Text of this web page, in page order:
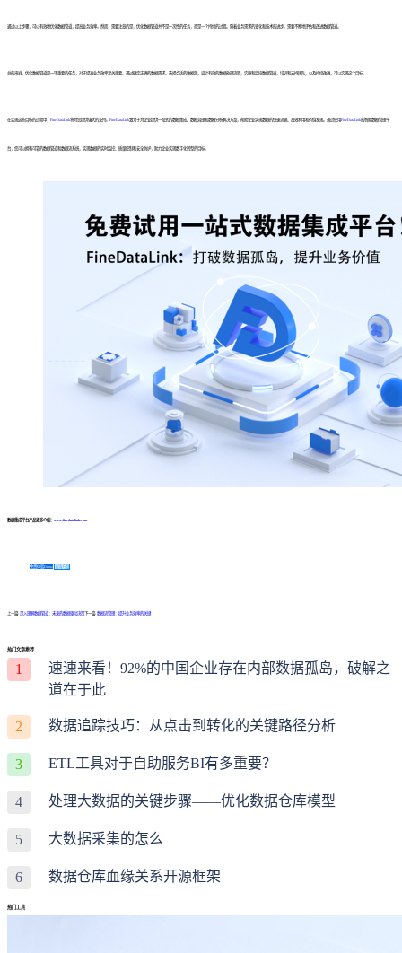
通过以上步骤，可以有效地优化数据管道，提高业务效率。然而，需要注意的是，优化数据管道并不是一次性的任务，而是一个持续的过程。随着业务需求的变化和技术的进步，需要不断地评估和改进数据管道。
总的来说，优化数据管道是一项重要的任务，对于提高业务效率至关重要。通过确定正确的数据需求，选择合适的数据源，设计有效的数据处理流程，实施和监控数据管道，培训和支持团队，以及持续改进，可以实现这个目标。
在实现这些目标的过程中， FineDataLink将为您提供强大的支持。 FineDataLink致力于为企业提供一站式的数据集成、数据治理和数据分析解决方案，帮助企业实现数据的快速流通、高效利用和价值发现。通过使用FineDataLink的智能数据管理平
台，您可以拥有可靠的数据管道和数据流系统，实现数据的实时监控、质量控制和安全防护，助力企业实现数字化转型的目标。
数据集成平台产品更多介绍： www.finedatalink.com
免费体验Demo 咨询方案
上一篇: 深入理解数据管道：未来的数据驱动决策下一篇: 数据流管理：提升业务效率的关键
热门文章推荐
1
速速来看！92%的中国企业存在内部数据孤岛，破解之
道在于此
2 数据追踪技巧：从点击到转化的关键路径分析
3 ETL工具对于自助服务BI有多重要？
4 处理大数据的关键步骤——优化数据仓库模型
5 大数据采集的怎么
6 数据仓库血缘关系开源框架
热门工具